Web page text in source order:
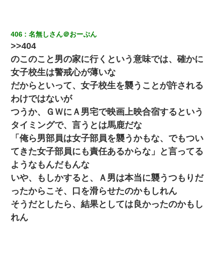
居酒屋にて。兄の紹介者「お酒飲みなって」私「未成年なので無
理です！」酷すぎるワードの連発で、耐えきれず店員に5千円を渡
し「お勘定です。逃がして下さい」その後、録音内容を父に聞か
せたら...
【衝撃】女友達から行為中に告白されてOKした結果
13歳娘が元嫁のところから逃げてきた。どう扱ったらいいのかわ
からない
ワイアラサー主婦、昨晩久しぶりに夫と致した結果ｗｗｗｗｗ
【驚愕】私「今まで育てた分のお金返してね(冗談)」息子「はい、
3000万円」→数年後。私「妹が病気になったから援助して欲し
い」→
結婚生活10ヶ月目で嫁から一方的に「もう冷めた」と離婚切り出
された
406 名無しさん＠おーぷん
>>404
のこのこと男の家に行くという意味では、確かに
女子校生は警戒心が薄いな
だからといって、女子校生を襲うことが許される
わけではないが
つうか、ＧＷにＡ男宅で映画上映合宿するという
タイミングで、言うとは馬鹿だな
「俺ら男部員は女子部員を襲うかもな、でもつい
てきた女子部員にも責任あるからな」と言ってる
ようなもんだもんな
いや、もしかすると、Ａ男は本当に襲うつもりだ
ったからこそ、口を滑らせたのかもしれん
そうだとしたら、結果としては良かったのかもし
れん